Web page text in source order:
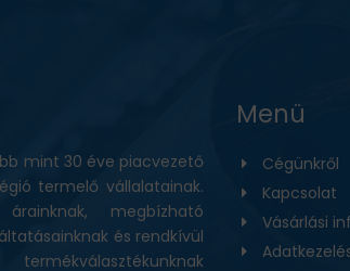
mint 30 éve piacvezető
termelő vállalatainak.
árainknak, megbízható
és rendkívül
Menü
Cégünkről
Kapcsolat
Vásárlási